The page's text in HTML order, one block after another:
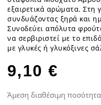
εξαιρετικά αρώματα. Στη
συνδυάζοντας ξηρά και
Συνοδεύει απόλυτα
να σερβιριστεί με το
με γλυκές ή γλυκόξινες
9,10 €
Άμεση διαθέσιμη ποσότητα